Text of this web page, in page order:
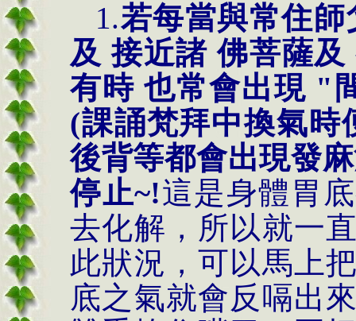
1.若每當與常住師
及 接近諸 佛菩薩及
有時 也常會出現 "
(課誦梵拜中換氣時
後背等都會出現發
停止~!這是身體胃
去化解，所以就一
此狀況，可以馬上
底之氣就會反嗝出